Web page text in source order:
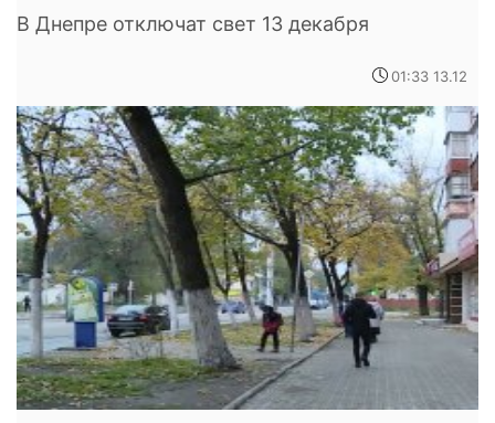
В Днепре отключат свет 13 декабря
01:33 13.12